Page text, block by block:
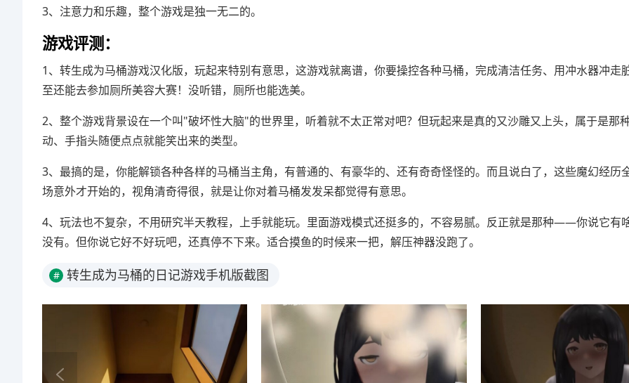
3、注意力和乐趣，整个游戏是独一无二的。
游戏评测：
1、转生成为马桶游戏汉化版，玩起来特别有意思，这游戏就离谱，你要操控各种马桶，完成清洁任务、用冲水器冲走
至还能去参加厕所美容大赛！没听错，厕所也能选美。
2、整个游戏背景设在一个叫"破坏性大脑"的世界里，听着就不太正常对吧？但玩起来是真的又沙雕又上头，属于是那
动、手指头随便点点就能笑出来的类型。
3、最搞的是，你能解锁各种各样的马桶当主角，有普通的、有豪华的、还有奇奇怪怪的。而且说白了，这些魔幻经历
场意外才开始的，视角清奇得很，就是让你对着马桶发发呆都觉得有意思。
4、玩法也不复杂，不用研究半天教程，上手就能玩。里面游戏模式还挺多的，不容易腻。反正就是那种——你说它有
没有。但你说它好不好玩吧，还真停不下来。适合摸鱼的时候来一把，解压神器没跑了。
# 转生成为马桶的日记游戏手机版截图